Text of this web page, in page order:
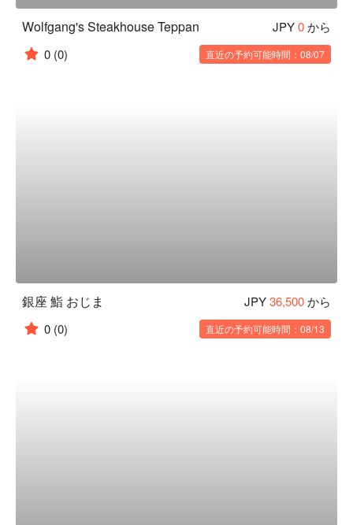
Wolfgang's Steakhouse Teppan JPY0から
0 (0) 直近の予約可能時間：08/07
銀座 鮨 おじま JPY36,500から
0 (0) 直近の予約可能時間：08/13